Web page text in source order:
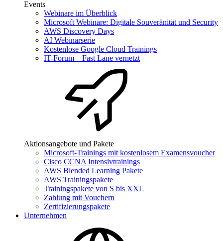
Events
Webinare im Überblick
Microsoft Webinare: Digitale Souveränität und Security
AWS Discovery Days
AI Webinarserie
Kostenlose Google Cloud Trainings
IT-Forum – Fast Lane vernetzt
Aktionsangebote und Pakete
Microsoft-Trainings mit kostenlosem Examensvoucher
Cisco CCNA Intensivtrainings
AWS Blended Learning Pakete
AWS Trainingspakete
Trainingspakete von S bis XXL
Zahlung mit Vouchern
Zertifizierungspakete
Unternehmen